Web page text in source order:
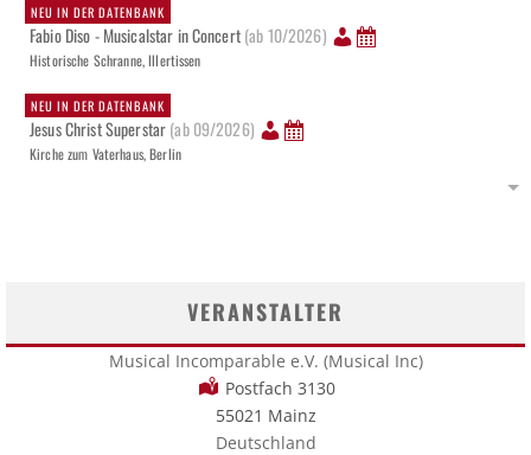
NEU IN DER DATENBANK
Fabio Diso - Musicalstar in Concert(ab 10/2026)
Historische Schranne, Illertissen
NEU IN DER DATENBANK
Jesus Christ Superstar(ab 09/2026)
Kirche zum Vaterhaus, Berlin
VERANSTALTER
Musical Incomparable e.V. (Musical Inc)
Postfach 3130
55021 Mainz
Deutschland